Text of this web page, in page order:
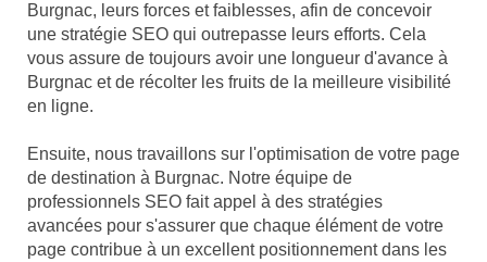
Burgnac, leurs forces et faiblesses, afin de concevoir
une stratégie SEO qui outrepasse leurs efforts. Cela
vous assure de toujours avoir une longueur d'avance à
Burgnac et de récolter les fruits de la meilleure visibilité
en ligne.
Ensuite, nous travaillons sur l'optimisation de votre page
de destination à Burgnac. Notre équipe de
professionnels SEO fait appel à des stratégies
avancées pour s'assurer que chaque élément de votre
page contribue à un excellent positionnement dans les